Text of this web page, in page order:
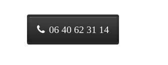
06 40 62 31 14